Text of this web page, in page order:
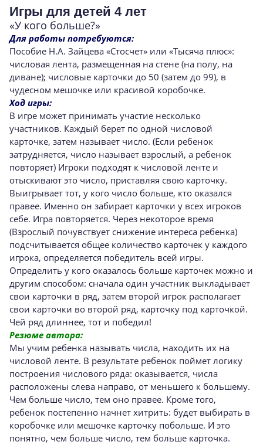
Игры для детей 4 лет
«У кого больше?»
Для работы потребуются:
Пособие Н.А. Зайцева «Стосчет» или «Тысяча плюс»:
числовая лента, размещенная на стене (на полу, на
диване); числовые карточки до 50 (затем до 99), в
чудесном мешочке или красивой коробочке.
Ход игры:
В игре может принимать участие несколько
участников. Каждый берет по одной числовой
карточке, затем называет число. (Если ребенок
затрудняется, число называет взрослый, а ребенок
повторяет) Игроки подходят к числовой ленте и
отыскивают это число, приставляя свою карточку.
Выигрывает тот, у кого число больше, кто оказался
правее. Именно он забирает карточки у всех игроков
себе. Игра повторяется. Через некоторое время
(Взрослый почувствует снижение интереса ребенка)
подсчитывается общее количество карточек у каждого
игрока, определяется победитель всей игры.
Определить у кого оказалось больше карточек можно и
другим способом: сначала один участник выкладывает
свои карточки в ряд, затем второй игрок располагает
свои карточки во второй ряд, карточку под карточкой.
Чей ряд длиннее, тот и победил!
Резюме автора:
Мы учим ребенка называть числа, находить их на
числовой ленте. В результате ребенок поймет логику
построения числового ряда: оказывается, числа
расположены слева направо, от меньшего к большему.
Чем больше число, тем оно правее. Кроме того,
ребенок постепенно начнет хитрить: будет выбирать в
коробочке или мешочке карточку побольше. И это
понятно, чем больше число, тем больше карточка.